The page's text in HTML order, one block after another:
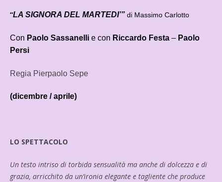
“LA SIGNORA DEL MARTEDI’”di Massimo Carlotto
Con Paolo Sassanelli e con Riccardo Festa –Paolo
Persi
Regia Pierpaolo Sepe
(dicembre / aprile)
LO SPETTACOLO
Un testo intriso di torbida sensualità ma anche di dolcezza e di
grazia, arricchito da un’ironia elegante e tagliente che produce